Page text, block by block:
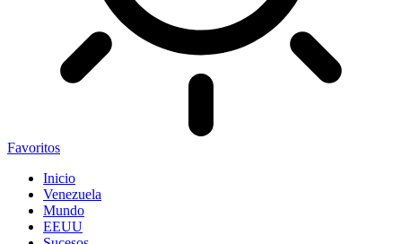
Favoritos
Inicio
Venezuela
Mundo
EEUU